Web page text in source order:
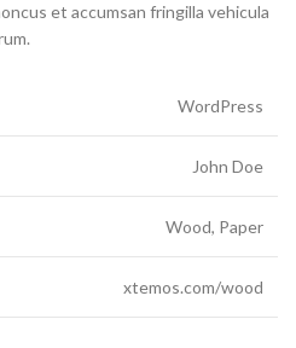
et accumsan fringilla vehicula
WordPress
John Doe
Wood, Paper
xtemos.com/wood